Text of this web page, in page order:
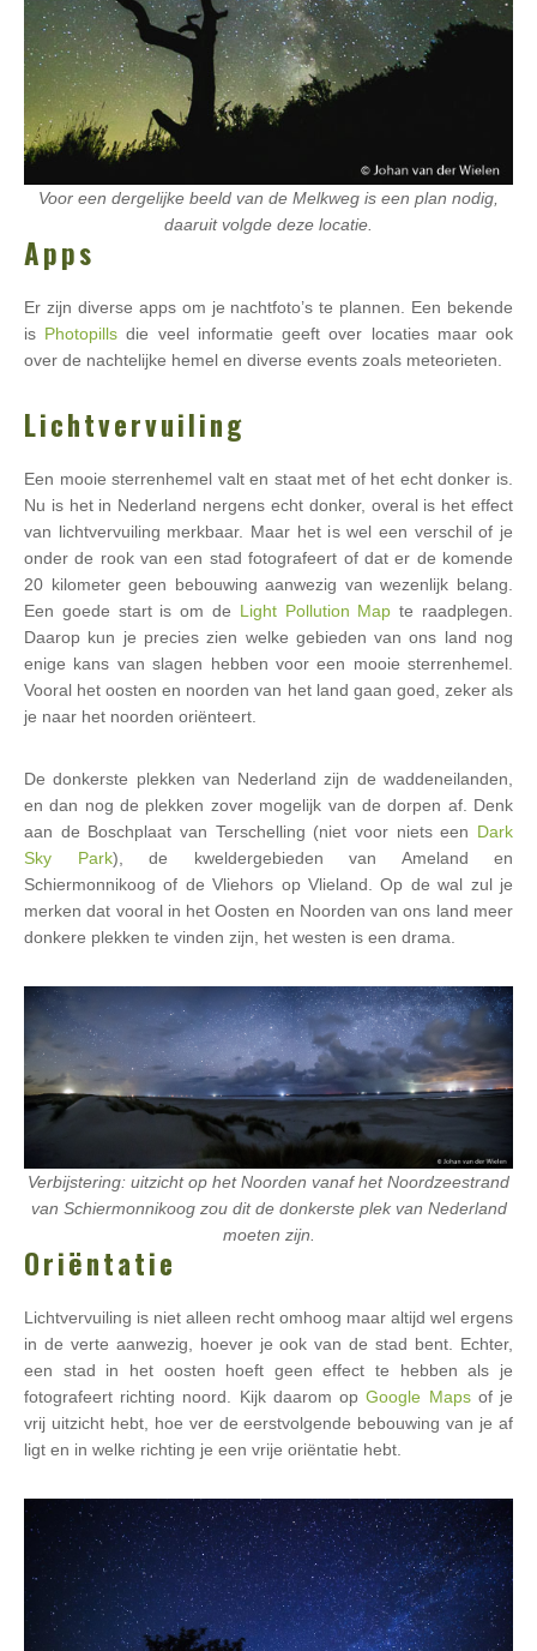
Voor een dergelijke beeld van de Melkweg is een plan nodig,
daaruit volgde deze locatie.
Apps
Er zijn diverse apps om je nachtfoto’s te plannen. Een bekende
is Photopills die veel informatie geeft over locaties maar ook
over de nachtelijke hemel en diverse events zoals meteorieten.
Lichtvervuiling
Een mooie sterrenhemel valt en staat met of het echt donker is.
Nu is het in Nederland nergens echt donker, overal is het effect
van lichtvervuiling merkbaar. Maar het is wel een verschil of je
onder de rook van een stad fotografeert of dat er de komende
20 kilometer geen bebouwing aanwezig van wezenlijk belang.
Een goede start is om de Light Pollution Map te raadplegen.
Daarop kun je precies zien welke gebieden van ons land nog
enige kans van slagen hebben voor een mooie sterrenhemel.
Vooral het oosten en noorden van het land gaan goed, zeker als
je naar het noorden oriënteert.
De donkerste plekken van Nederland zijn de waddeneilanden,
en dan nog de plekken zover mogelijk van de dorpen af. Denk
aan de Boschplaat van Terschelling (niet voor niets een Dark
Sky Park), de kweldergebieden van Ameland en
Schiermonnikoog of de Vliehors op Vlieland. Op de wal zul je
merken dat vooral in het Oosten en Noorden van ons land meer
donkere plekken te vinden zijn, het westen is een drama.
Verbijstering: uitzicht op het Noorden vanaf het Noordzeestrand
van Schiermonnikoog zou dit de donkerste plek van Nederland
moeten zijn.
Oriëntatie
Lichtvervuiling is niet alleen recht omhoog maar altijd wel ergens
in de verte aanwezig, hoever je ook van de stad bent. Echter,
een stad in het oosten hoeft geen effect te hebben als je
fotografeert richting noord. Kijk daarom opGoogle Mapsof je
vrij uitzicht hebt, hoe ver de eerstvolgende bebouwing van je af
ligt en in welke richting je een vrije oriëntatie hebt.